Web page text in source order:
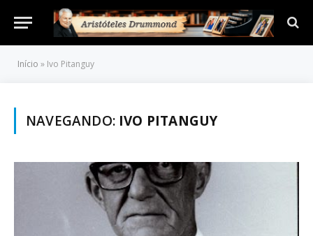
Início » Ivo Pitanguy
NAVEGANDO: IVO PITANGUY